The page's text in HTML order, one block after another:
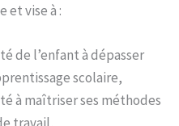
et vise à :
de l’enfant à dépasser
scolaire,
à maîtriser ses méthodes